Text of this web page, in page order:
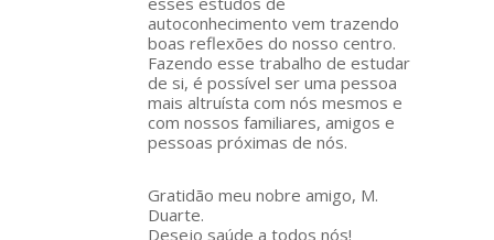
autoconhecimento vem trazendo
boas reflexões do nosso centro.
Fazendo esse trabalho de estudar
de si, é possível ser uma pessoa
mais altruísta com nós mesmos e
com nossos familiares, amigos e
pessoas próximas de nós.
Gratidão meu nobre amigo, M.
Duarte.
Desejo saúde a todos nós!